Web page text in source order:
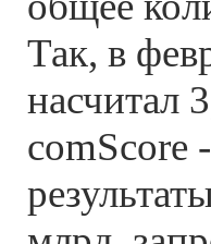
Так, в
насчитал
comScore